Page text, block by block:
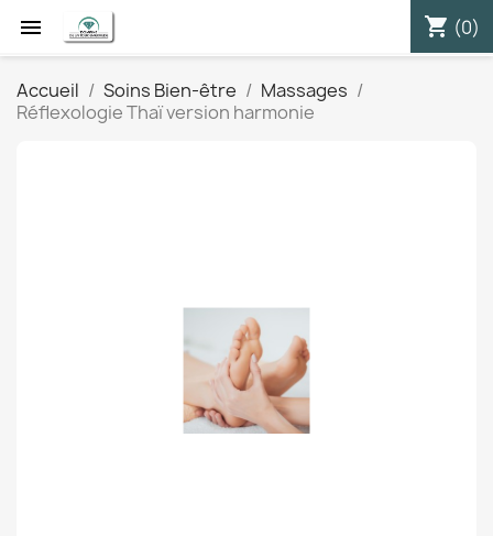
 shopping_cart (0)
Accueil Soins Bien-être
Massages
Réflexologie Thaï version harmonie